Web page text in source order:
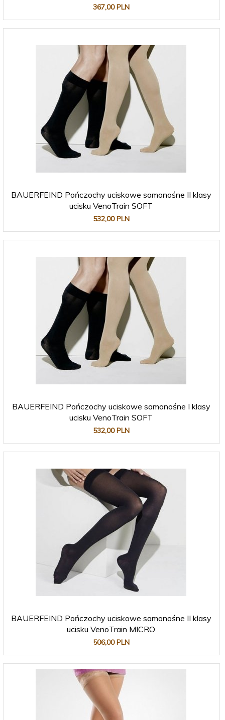
367,00 PLN
BAUERFEIND Pończochy uciskowe samonośne II klasy
ucisku VenoTrain SOFT
532,00 PLN
BAUERFEIND Pończochy uciskowe samonośne I klasy
ucisku VenoTrain SOFT
532,00 PLN
BAUERFEIND Pończochy uciskowe samonośne II klasy
ucisku VenoTrain MICRO
506,00 PLN